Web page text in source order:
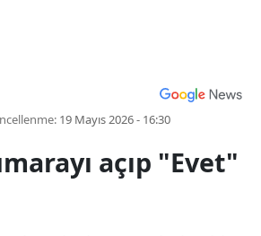
19 Mayıs 2026 - 16:30
açıp "Evet"